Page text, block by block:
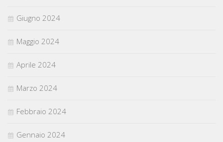
Giugno 2024
Maggio 2024
Aprile 2024
Marzo 2024
Febbraio 2024
Gennaio 2024